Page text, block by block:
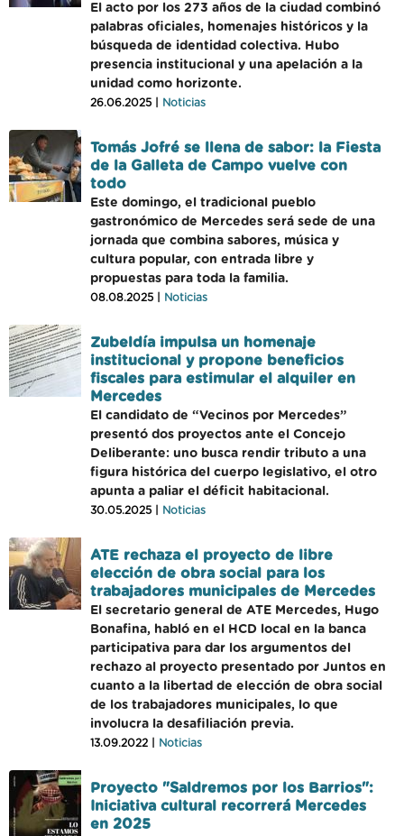
El acto por los 273 años de la ciudad combinó
palabras oficiales, homenajes históricos y la
búsqueda de identidad colectiva. Hubo
presencia institucional y una apelación a la
unidad como horizonte.
26.06.2025 | Noticias
Tomás Jofré se llena de sabor: la Fiesta
de la Galleta de Campo vuelve con
todo
Este domingo, el tradicional pueblo
gastronómico de Mercedes será sede de una
jornada que combina sabores, música y
cultura popular, con entrada libre y
propuestas para toda la familia.
08.08.2025 | Noticias
Zubeldía impulsa un homenaje
institucional y propone beneficios
fiscales para estimular el alquiler en
Mercedes
El candidato de “Vecinos por Mercedes”
presentó dos proyectos ante el Concejo
Deliberante: uno busca rendir tributo a una
figura histórica del cuerpo legislativo, el otro
apunta a paliar el déficit habitacional.
30.05.2025 | Noticias
ATE rechaza el proyecto de libre
elección de obra social para los
trabajadores municipales de Mercedes
El secretario general de ATE Mercedes, Hugo
Bonafina, habló en el HCD local en la banca
participativa para dar los argumentos del
rechazo al proyecto presentado por Juntos en
cuanto a la libertad de elección de obra social
de los trabajadores municipales, lo que
involucra la desafiliación previa.
13.09.2022 | Noticias
Proyecto "Saldremos por los Barrios":
Iniciativa cultural recorrerá Mercedes
en 2025